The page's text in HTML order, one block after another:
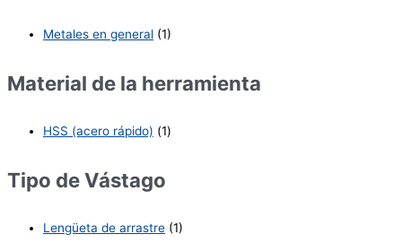
Metales en general (1)
Material de la herramienta
HSS (acero rápido) (1)
Tipo de Vástago
Lengüeta de arrastre (1)